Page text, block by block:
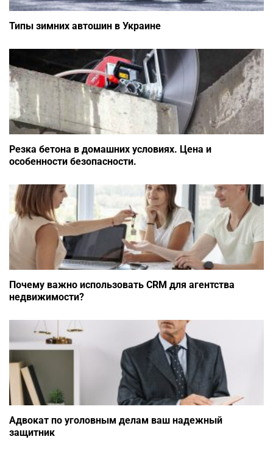
Типы зимних автошин в Украине
Резка бетона в домашних условиях. Цена и
особенности безопасности.
Почему важно использовать CRM для агентства
недвижимости?
Адвокат по уголовным делам ваш надежный
защитник